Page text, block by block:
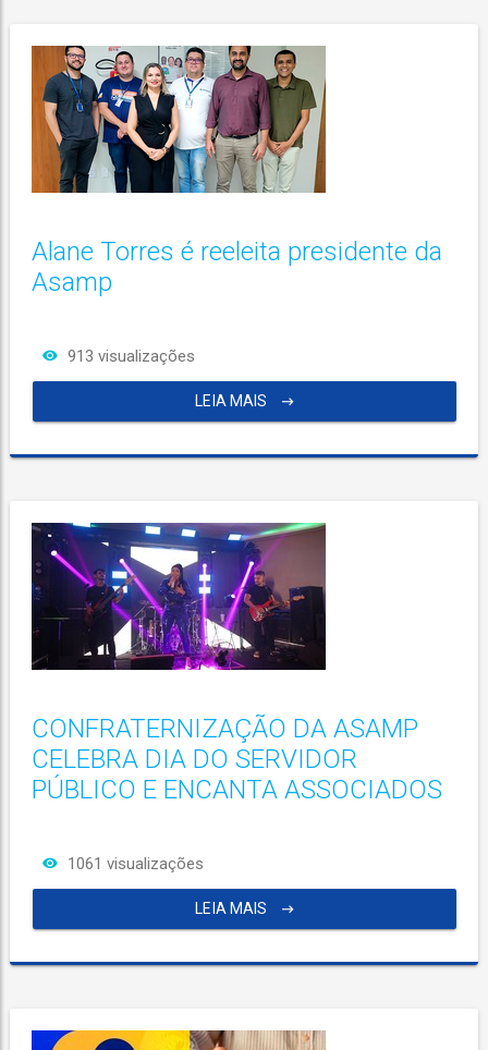
Alane Torres é reeleita presidente da
Asamp
913 visualizações
LEIA MAIS
CONFRATERNIZAÇÃO DA ASAMP
CELEBRA DIA DO SERVIDOR
PÚBLICO E ENCANTA ASSOCIADOS
1061 visualizações
LEIA MAIS